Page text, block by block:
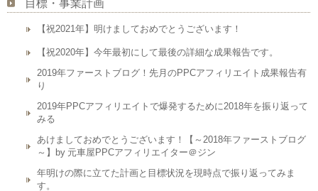
目標・事業計画
【祝2021年】明けましておめでとうございます！
【祝2020年】今年最初にして最後の詳細な成果報告です。
2019年ファーストブログ！先月のPPCアフィリエイト成果報告有
り
2019年PPCアフィリエイトで爆発するために2018年を振り返って
みる
あけましておめでとうございます！【～2018年ファーストブログ
～】by 元車屋PPCアフィリエイター＠ジン
年明けの際に立てた計画と目標状況を現時点で振り返ってみま
す。